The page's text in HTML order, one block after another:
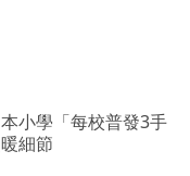
小學「每校普發3手
細節